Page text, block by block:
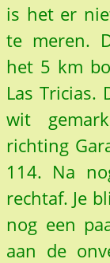
is het er
te meren.
het 5 km
Las Tricias.
wit
richting
114. Na
rechtaf. Je
nog een
aan de